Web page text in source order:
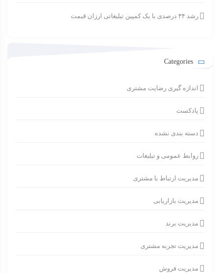
رشد ۳۴ درصدی با یک کمپین تبلیغاتی ارزان قیمت
Categories
اندازه گیری رضایت مشتری
پادکست
دسته بندی نشده
روابط عمومی و تبلیغات
مدیریت ارتباط با مشتری
مدیریت بازاریابی
مدیریت برند
مدیریت تجربه مشتری
مدیریت فروش